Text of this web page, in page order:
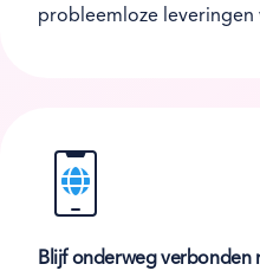
probleemloze leveringen
Blijf onderweg verbonden